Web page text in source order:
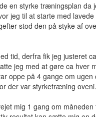
en styrke træningsplan
jeg til at starte med
stod den på styke af
tid, derfra fik jeg justeret
jeg med at gøre ca hver
oppe på 4 gange om
der var styrketræning oveni.
mig 1 gang om